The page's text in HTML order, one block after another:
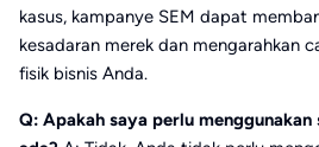
kasus, kampanye SEM dapat
kesadaran merek dan mengarahkan
fisik bisnis Anda.
Q: Apakah saya perlu menggunakan